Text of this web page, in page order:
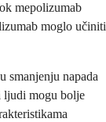
mepolizumab
moglo učiniti
smanjenju napada
ljudi mogu bolje